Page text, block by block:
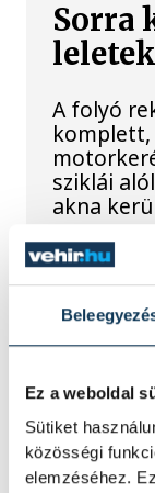
Ez a weboldal
Sütiket
közösségi
elemzéséhez.
Sorra
A folyó
komplett,
sziklái
akna
leáll
Mártha
ATV-n
Paksi
felelt a